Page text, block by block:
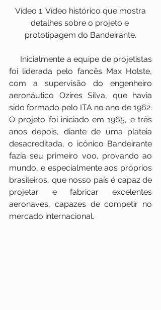
detalhes sobre o projeto e
prototipagem do Bandeirante.
foi liderada pelo fancês Max Holste,
com a supervisão do engenheiro
aeronáutico Ozires Silva, que havia
sido formado pelo ITA no ano de 1962.
O projeto foi iniciado em 1965, e três
anos depois, diante de uma plateia
desacreditada, o icônico Bandeirante
fazia seu primeiro voo, provando ao
mundo, e especialmente aos próprios
brasileiros, que nosso país é capaz de
projetar e fabricar excelentes
aeronaves, capazes de competir no
mercado internacional.